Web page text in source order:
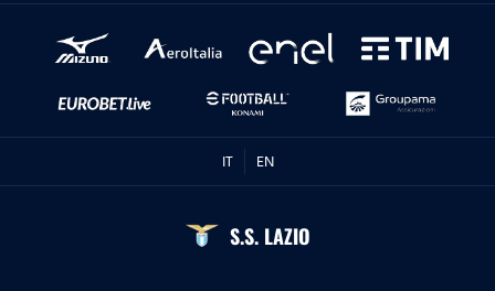
IT EN
S.S. LAZIO